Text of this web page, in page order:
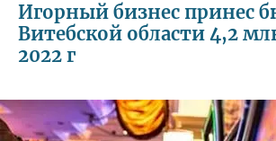
Игорный бизнес принес
Витебской области 4,2
2022 г